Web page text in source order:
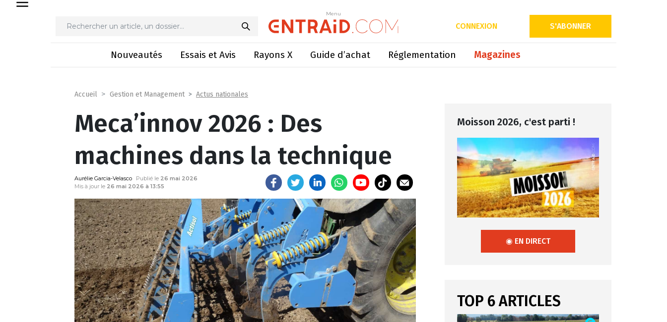
Menu
CONNEXION S'ABONNER
Nouveautés Essais et Avis Rayons X Guide d’achat Réglementation Magazines
Menu
Meca’innov 2026 : Des machines dans la technique
Accueil Gestion et Management Actus nationales
Meca’innov 2026 : Des
machines dans la technique
Aurélie Garcia-Velasco Publié le 26 mai 2026
Mis à jour le 26 mai 2026 à 13:55
Moisson 2026, c'est parti !
◉ EN DIRECT
TOP 6 ARTICLES